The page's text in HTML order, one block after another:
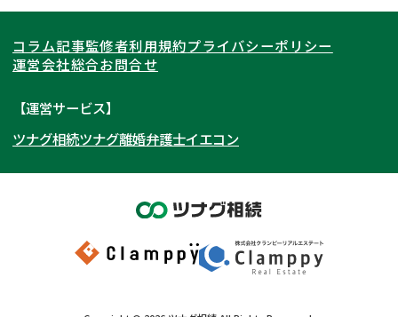
北海道 青森県
岩手県 宮城県
秋田県
福島県
関東
東京都 神奈川県
埼玉県
茨城県 群馬県
東海
愛知県
岐阜県 山梨県
関西
大阪府 京都府
奈良県
和歌山県
北陸・甲信越
石川県
富山県
岡山県
九州・沖縄
相続登記
遺産分割
相続手続き
家族信託
成年後見・任意後見
相続財産調査
不動産評価(相続不動産)
相続トラブル
コラム記事監修者利用規約プライバシーポリシー
運営会社総合お問合せ
【運営サービス】
ツナグ相続ツナグ離婚弁護士イエコン